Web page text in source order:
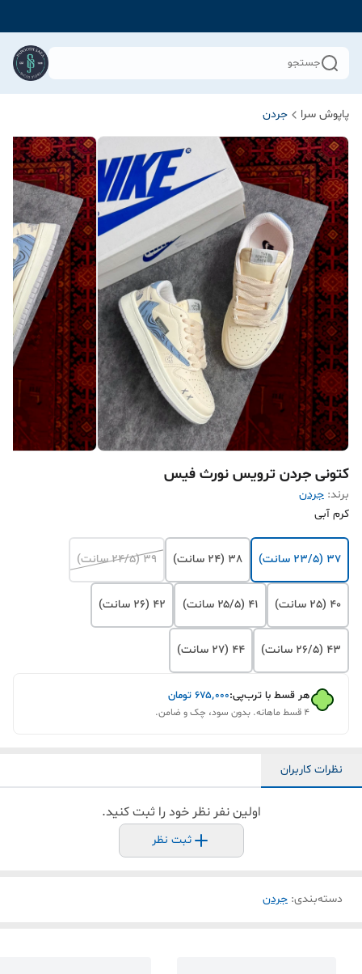
جستجو
پاپوش سرا جردن
کتونی جردن ترویس نورث فیس
برند: جردن
کرم آبی
37 (23/5 سانت) 38 (24 سانت) 39 (24/5 سانت)
40 (25 سانت) ۴۱ (۲۵/۵ سانت) ۴۲ (۲۶ سانت)
۴۳ (۲۶/۵ سانت) ۴۴ (۲۷ سانت)
هر قسط با ترب‌پی:۶۷۵٬۰۰۰ تومان
۴ قسط ماهانه. بدون سود، چک و ضامن.
نظرات کاربران
اولین نفر نظر خود را ثبت کنید.
ثبت نظر
دسته‌بندی: جردن